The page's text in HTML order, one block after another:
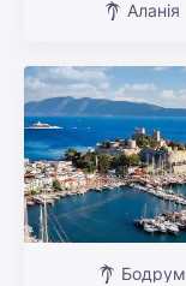
Аланія
Бодрум